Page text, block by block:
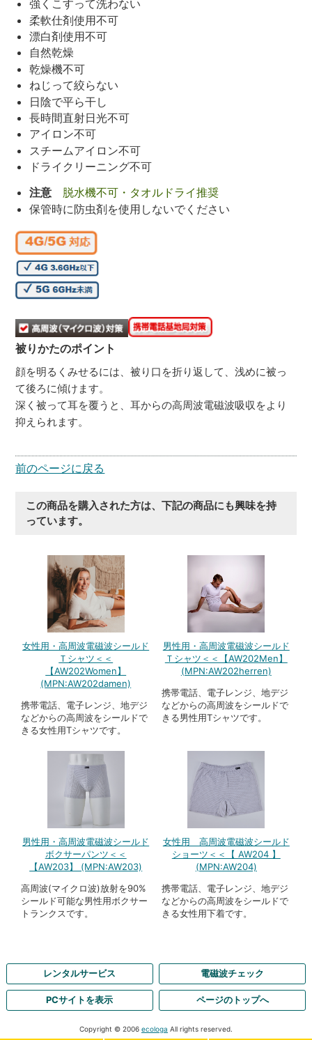
強くこすって洗わない
柔軟仕剤使用不可
漂白剤使用不可
自然乾燥
乾燥機不可
ねじって絞らない
日陰で平ら干し
長時間直射日光不可
アイロン不可
スチームアイロン不可
ドライクリーニング不可
注意 脱水機不可・タオルドライ推奨
保管時に防虫剤を使用しないでください
被りかたのポイント
顔を明るくみせるには、被り口を折り返して、浅めに被っ
て後ろに傾けます。
深く被って耳を覆うと、耳からの高周波電磁波吸収をより
抑えられます。
前のページに戻る
この商品を購入された方は、下記の商品にも興味を持
っています。
女性用・高周波電磁波シールド
Ｔシャツ＜＜
【AW202Women】
(MPN:AW202damen)
携帯電話、電子レンジ、地デジ
などからの高周波をシールドで
きる女性用Tシャツです。
男性用・高周波電磁波シールド
Ｔシャツ＜＜【AW202Men】
(MPN:AW202herren)
携帯電話、電子レンジ、地デジ
などからの高周波をシールドで
きる男性用Tシャツです。
男性用・高周波電磁波シールド
ボクサーパンツ＜＜
【AW203】 (MPN:AW203)
高周波(マイクロ波)放射を90%
シールド可能な男性用ボクサー
トランクスです。
女性用 高周波電磁波シールド
ショーツ＜＜【 AW204 】
(MPN:AW204)
携帯電話、電子レンジ、地デジ
などからの高周波をシールドで
きる女性用下着です。
レンタルサービス 電磁波チェック
PCサイトを表示 ページのトップへ
Copyright © 2006 ecologa All rights reserved.